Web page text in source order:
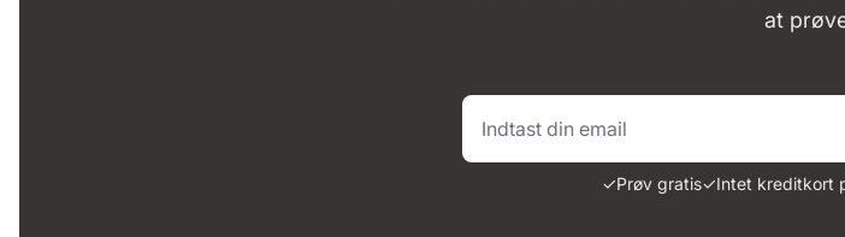
at
✓Prøv gratis✓Intet kreditkort